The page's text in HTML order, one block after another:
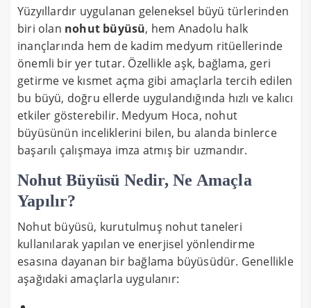
Yüzyıllardır uygulanan geleneksel büyü türlerinden
biri olan nohut büyüsü, hem Anadolu halk
inançlarında hem de kadim medyum ritüellerinde
önemli bir yer tutar. Özellikle aşk, bağlama, geri
getirme ve kısmet açma gibi amaçlarla tercih edilen
bu büyü, doğru ellerde uygulandığında hızlı ve kalıcı
etkiler gösterebilir. Medyum Hoca, nohut
büyüsünün inceliklerini bilen, bu alanda binlerce
başarılı çalışmaya imza atmış bir uzmandır.
Nohut Büyüsü Nedir, Ne Amaçla
Yapılır?
Nohut büyüsü, kurutulmuş nohut taneleri
kullanılarak yapılan ve enerjisel yönlendirme
esasına dayanan bir bağlama büyüsüdür. Genellikle
aşağıdaki amaçlarla uygulanır: